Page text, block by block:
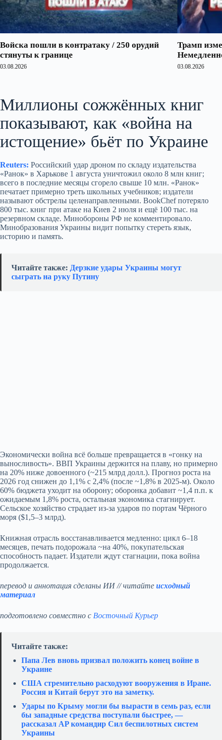
Войска пошли в контратаку / 250 орудий
стянуты к границе
03.08.2026
Трамп
03.08.2026
Миллионы сожжённых книг
показывают, как «война на
истощение» бьёт по Украине
Reuters: Российский удар дроном по складу издательства
«Ранок» в Харькове 1 августа уничтожил около 8 млн книг;
всего в последние месяцы сгорело свыше 10 млн. «Ранок»
печатает примерно треть школьных учебников; издатели
называют обстрелы целенаправленными. BookChef потеряло
800 тыс. книг при атаке на Киев 2 июля и ещё 100 тыс. на
резервном складе. Минобороны РФ не комментировало.
Минобразования Украины видит попытку стереть язык,
историю и память.
Читайте также: Дерзкие удары Украины могут
сыграть на руку Путину
Экономически война всё больше превращается в «гонку на
выносливость». ВВП Украины держится на плаву, но примерно
на 20% ниже довоенного (~215 млрд долл.). Прогноз роста на
2026 год снижен до 1,1% с 2,4% (после ~1,8% в 2025‑м). Около
60% бюджета уходит на оборону; оборонка добавит ~1,4 п.п. к
ожидаемым 1,8% роста, остальная экономика стагнирует.
Сельское хозяйство страдает из‑за ударов по портам Чёрного
моря ($1,5–3 млрд).
Книжная отрасль восстанавливается медленно: цикл 6–18
месяцев, печать подорожала ~на 40%, покупательская
способность падает. Издатели ждут стагнации, пока война
продолжается.
перевод и аннотация сделаны ИИ // читайте исходный
материал
подготовлено совместно с Восточный Курьер
Читайте также:
Папа Лев вновь призвал положить конец войне в
Украине
США стремительно расходуют вооружения в Иране.
Россия и Китай берут это на заметку.
Удары по Крыму могли бы вырасти в семь раз, если
бы западные средства поступали быстрее, —
рассказал AP командир Сил беспилотных систем
Украины